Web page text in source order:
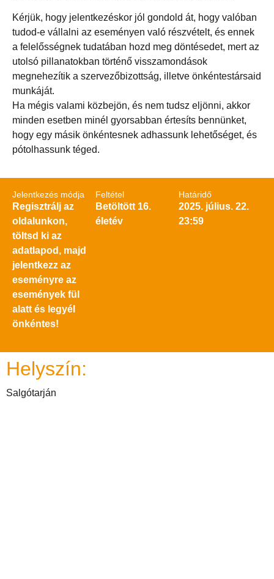
Kérjük, hogy jelentkezéskor jól gondold át, hogy valóban
tudod-e vállalni az eseményen való részvételt, és ennek
a felelősségnek tudatában hozd meg döntésedet, mert az
utolsó pillanatokban történő visszamondások
megnehezítik a szervezőbizottság, illetve önkéntestársaid
munkáját.
Ha mégis valami közbejön, és nem tudsz eljönni, akkor
minden esetben minél gyorsabban értesíts bennünket,
hogy egy másik önkéntesnek adhassunk lehetőséget, és
pótolhassunk téged.
Jelentkezés módja
Regisztrálj az
oldalunkon,
töltsd ki az
adatlapod, majd
jelentkezz az
eseményre az
események fül
alatt és legyél
önkéntes!
Feltétel
Betöltött 16.
életév
Határidő
2025. július. 22.
23:59
Helyszín:
Salgótarján